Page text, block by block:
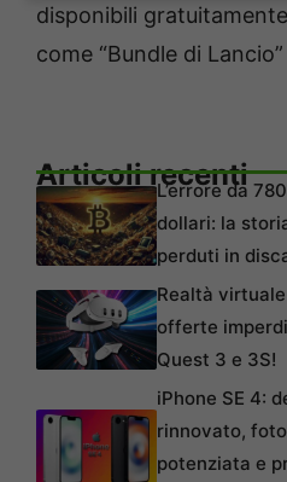
disponibili
come “Bundle di
Articoli recenti
L’errore da
dollari: la
perduti in
Realtà
offerte
Quest 3 e 3S!
iPhone SE 4:
rinnovato,
potenziata e